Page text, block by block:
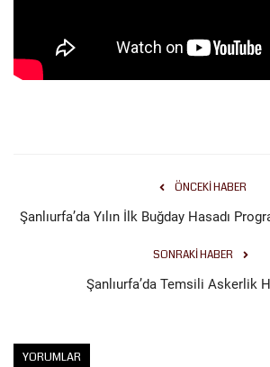
ÖNCEKI HABER
Şanlıurfa’da Yılın İlk Buğday Hasadı
SONRAKI HABER
Şanlıurfa’da Temsili Askerlik
YORUMLAR